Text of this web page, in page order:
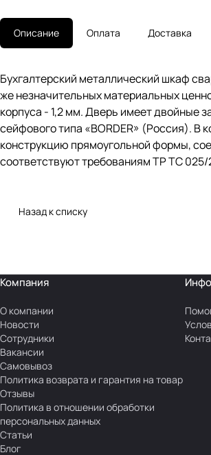
Описание Оплата Доставка
Бухгалтерский металлический шкаф
же незначительных материальных
корпуса - 1,2 мм. Дверь имеет двойные
сейфового типа «BORDER» (Россия).
конструкцию прямоугольной формы,
соответствуют требованиям ТР ТС
Назад к списку
Компания
О компании
Новости
Сотрудники
Вакансии
Самовывоз
Политика возврата и гарантия на товар
Отзывы
Политика в отношении обработки
персональных данных
Статьи
Блог